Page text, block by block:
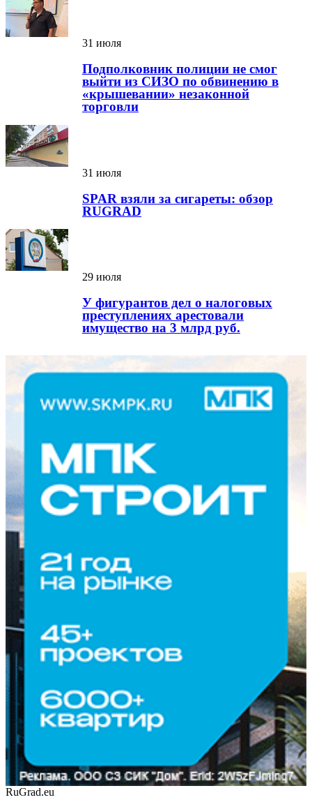
31 июля
Подполковник полиции не смог
выйти из СИЗО по обвинению в
«крышевании» незаконной
торговли
31 июля
SPAR взяли за сигареты: обзор
RUGRAD
29 июля
У фигурантов дел о налоговых
преступлениях арестовали
имущество на 3 млрд руб.
RuGrad.eu